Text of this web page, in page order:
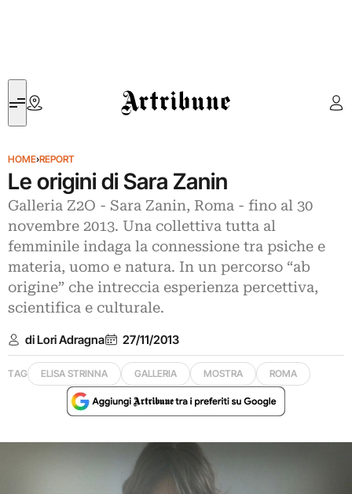
Artribune
HOME›REPORT
Le origini di Sara Zanin
Galleria Z2O - Sara Zanin, Roma - fino al 30
novembre 2013. Una collettiva tutta al
femminile indaga la connessione tra psiche e
materia, uomo e natura. In un percorso “ab
origine” che intreccia esperienza percettiva,
scientifica e culturale.
di Lori Adragna 27/11/2013
TAG ELISA STRINNA GALLERIA MOSTRA ROMA